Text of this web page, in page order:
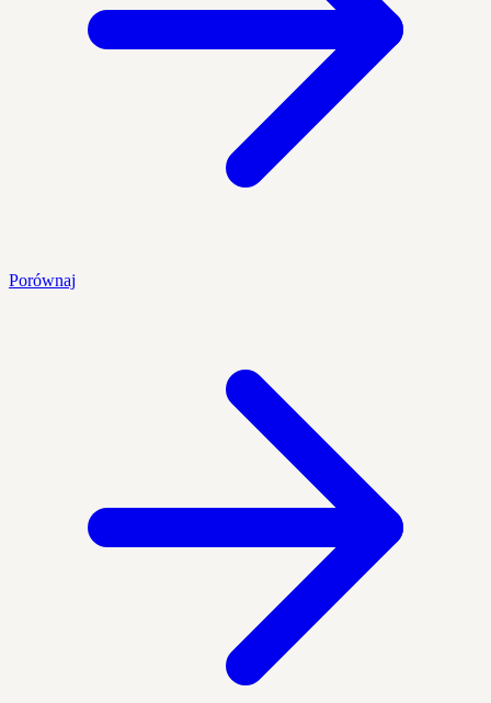
Porównaj